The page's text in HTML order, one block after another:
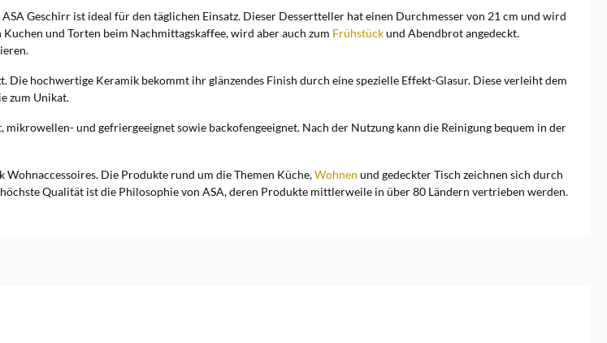
Geschirr ist ideal für den täglichen Einsatz. Dieser Dessertteller hat einen Durchmesser von 21 cm und wird
und Torten beim Nachmittagskaffee, wird aber auch zum Frühstückund Abendbrot angedeckt.
hochwertige Keramik bekommt ihr glänzendes Finish durch eine spezielle Effekt-Glasur. Diese verleiht dem
zum Unikat.
und gefriergeeignet sowie backofengeeignet. Nach der Nutzung kann die Reinigung bequem in der
Die Produkte rund um die Themen Küche,Wohnen und gedeckter Tisch zeichnen sich durch
Qualität ist die Philosophie von ASA, deren Produkte mittlerweile in über 80 Ländern vertrieben werden.